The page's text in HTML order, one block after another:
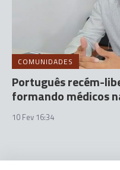
COMUNIDADES
Português recém-
formando médicos
10 Fev 16:34